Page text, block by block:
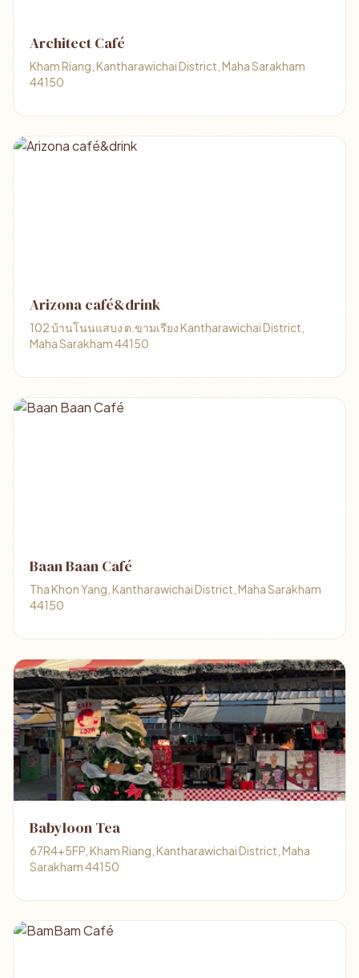
Architect Café
Kham Riang, Kantharawichai District, Maha Sarakham
44150
Arizona café&drink
102 บ้านโนนแสบง ต.ขามเรียง Kantharawichai District,
Maha Sarakham 44150
Baan Baan Café
Tha Khon Yang, Kantharawichai District, Maha Sarakham
44150
Babyloon Tea
67R4+5FP, Kham Riang, Kantharawichai District, Maha
Sarakham 44150